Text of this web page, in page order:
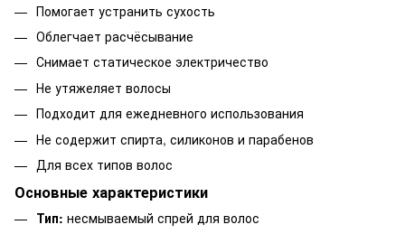
Помогает устранить сухость
Облегчает расчёсывание
Снимает статическое электричество
Не утяжеляет волосы
Подходит для ежедневного использования
Не содержит спирта, силиконов и парабенов
Для всех типов волос
Основные характеристики
Тип: несмываемый спрей для волос